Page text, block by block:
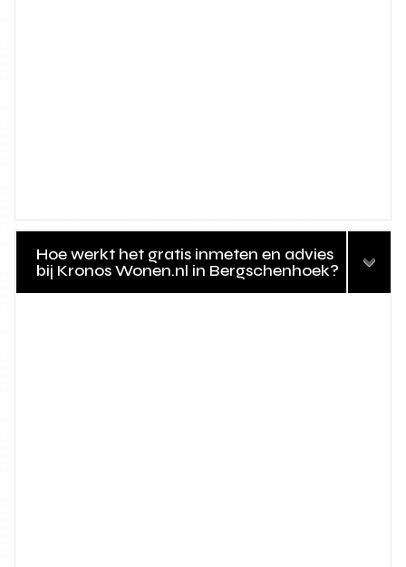
Hoe werkt het gratis inmeten en advies
bij Kronos Wonen.nl in Bergschenhoek?